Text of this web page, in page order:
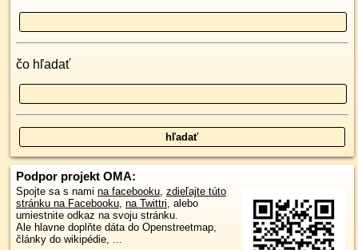
čo hľadať
Podpor projekt OMA:
Spojte sa s nami na facebooku, zdieľajte túto
stránku na Facebooku, na Twittri, alebo
umiestnite odkaz na svoju stránku.
Ale hlavne doplňte dáta do Openstreetmap,
články do wikipédie, ...